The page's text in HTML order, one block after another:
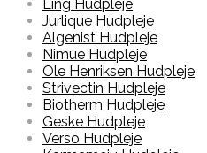
Ling Hudpleje
Jurlique Hudpleje
Algenist Hudpleje
Nimue Hudpleje
Ole Henriksen Hudpleje
Strivectin Hudpleje
Biotherm Hudpleje
Geske Hudpleje
Verso Hudpleje